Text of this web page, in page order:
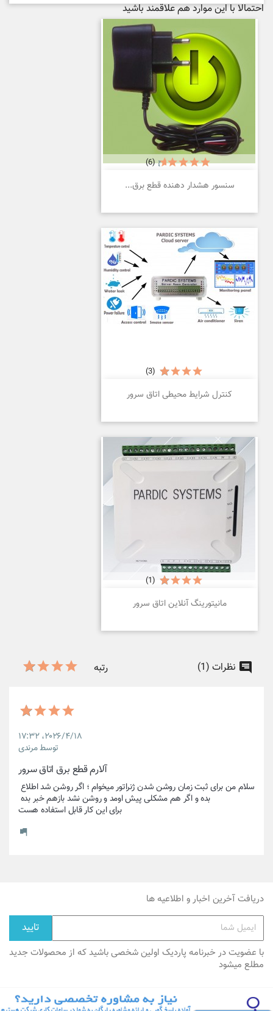
احتمالا با این موارد هم علاقمند باشید
سنسور هشدار دهنده قطع برق...
(6)
کنترل شرایط محیطی اتاق سرور
(3)
مانیتورینگ آنلاین اتاق سرور
(1)
نظرات (1) رتبه
۲۰۲۶/۴/۱۸،‏ ۱۷:۳۲
توسط مرندی
آلارم قطع برق اتاق سرور
برای این کار قابل استفاده هست
دریافت آخرین اخبار و اطلاعیه ها
با عضویت در خبرنامه پاردیک اولین شخصی باشید که از محصولات جدید
مطلع میشود